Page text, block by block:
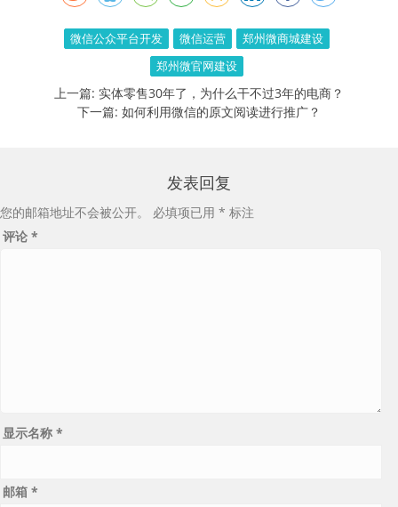
微信公众平台开发 微信运营
郑州微商城建设
郑州微官网建设
上一篇: 实体零售30年了，为什么干不过3年的电商？
下一篇: 如何利用微信的原文阅读进行推广？
发表回复
您的邮箱地址不会被公开。 必填项已用 * 标注
评论 *
显示名称 *
邮箱 *